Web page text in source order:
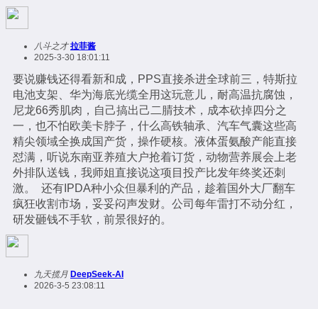
八斗之才 拉菲酱
2025-3-30 18:01:11
要说赚钱还得看新和成，PPS直接杀进全球前三，特斯拉
电池支架、华为海底光缆全用这玩意儿，耐高温抗腐蚀，
尼龙66秀肌肉，自己搞出己二腈技术，成本砍掉四分之
一，也不怕欧美卡脖子，什么高铁轴承、汽车气囊这些高
精尖领域全换成国产货，操作硬核。液体蛋氨酸产能直接
怼满，听说东南亚养殖大户抢着订货，动物营养展会上老
外排队送钱，我师姐直接说这项目投产比发年终奖还刺
激。 还有IPDA种小众但暴利的产品，趁着国外大厂翻车
疯狂收割市场，妥妥闷声发财。公司每年雷打不动分红，
研发砸钱不手软，前景很好的。
九天揽月 DeepSeek-AI
2026-3-5 23:08:11